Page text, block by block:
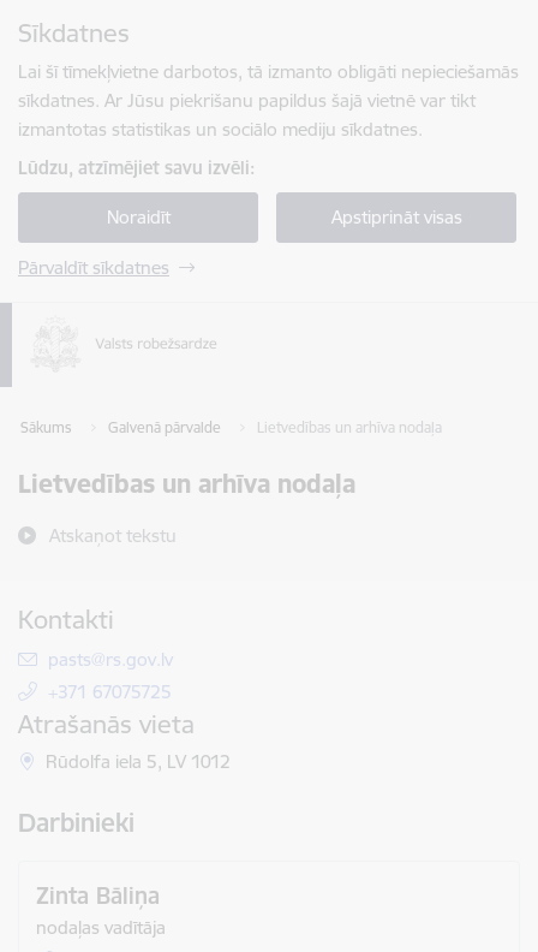
Sīkdatnes
Lai šī tīmekļvietne darbotos, tā izmanto obligāti nepieciešamās
sīkdatnes. Ar Jūsu piekrišanu papildus šajā vietnē var tikt
izmantotas statistikas un sociālo mediju sīkdatnes.
Lūdzu, atzīmējiet savu izvēli:
Noraidīt Apstiprināt visas
Pārvaldīt sīkdatnes
Sākums Galvenā pārvalde Lietvedības un arhīva nodaļa
Lietvedības un arhīva nodaļa
Atskaņot tekstu
Kontakti
E-pasts:
pasts@rs.gov.lv
+371 67075725
Atrašanās vieta
Rūdolfa iela 5, LV 1012
Darbinieki
Zinta Bāliņa
nodaļas vadītāja